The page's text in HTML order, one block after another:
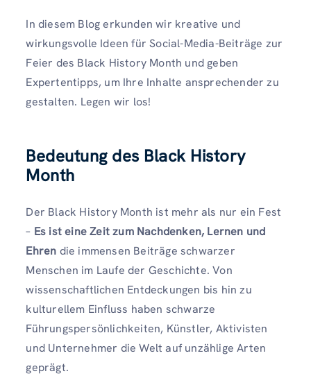
In diesem Blog erkunden wir kreative und
wirkungsvolle Ideen für Social-Media-Beiträge zur
Feier des Black History Month und geben
Expertentipps, um Ihre Inhalte ansprechender zu
gestalten. Legen wir los!
Bedeutung des Black History
Month
Der Black History Month ist mehr als nur ein Fest
– Es ist eine Zeit zum Nachdenken, Lernen und
Ehren die immensen Beiträge schwarzer
Menschen im Laufe der Geschichte. Von
wissenschaftlichen Entdeckungen bis hin zu
kulturellem Einfluss haben schwarze
Führungspersönlichkeiten, Künstler, Aktivisten
und Unternehmer die Welt auf unzählige Arten
geprägt.